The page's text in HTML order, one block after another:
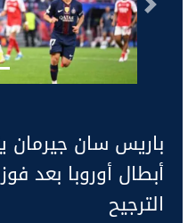
السابق
باريس سان جيرمان
أبطال أوروبا بعد
الترجيح